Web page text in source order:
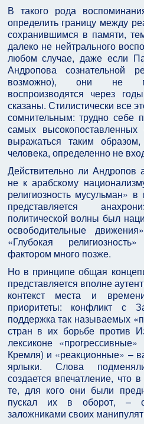
В такого рода
определить границу между
сохранившимся в памяти,
далеко не нейтрального
любом случае, даже если
Андропова сознательной
возможно), они не
воспроизводятся через
сказаны. Стилистически все
сомнительным: трудно себе
самых
выражаться таким
человека, определенно не
Действительно ли Андропов
не к арабскому
религиозность мусульман»
представляется
политической волны был
освободительные
«Глубокая
фактором много позже.
Но в принципе общая
представляется вполне
контекст места и
приоритеты: конфликт с
поддержка так называемых
стран в их борьбе против
лексиконе
Кремля) и «реакционные» –
ярлыки. Слова
создается впечатление, что
те, для кого они были
пускал их в оборот, –
заложниками своих